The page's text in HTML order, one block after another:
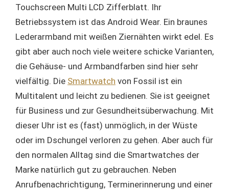
Touchscreen Multi LCD Zifferblatt. Ihr
Betriebssystem ist das Android Wear. Ein braunes
Lederarmband mit weißen Ziernähten wirkt edel. Es
gibt aber auch noch viele weitere schicke Varianten,
die Gehäuse- und Armbandfarben sind hier sehr
vielfältig. Die Smartwatch von Fossil ist ein
Multitalent und leicht zu bedienen. Sie ist geeignet
für Business und zur Gesundheitsüberwachung. Mit
dieser Uhr ist es (fast) unmöglich, in der Wüste
oder im Dschungel verloren zu gehen. Aber auch für
den normalen Alltag sind die Smartwatches der
Marke natürlich gut zu gebrauchen. Neben
Anrufbenachrichtigung, Terminerinnerung und einer